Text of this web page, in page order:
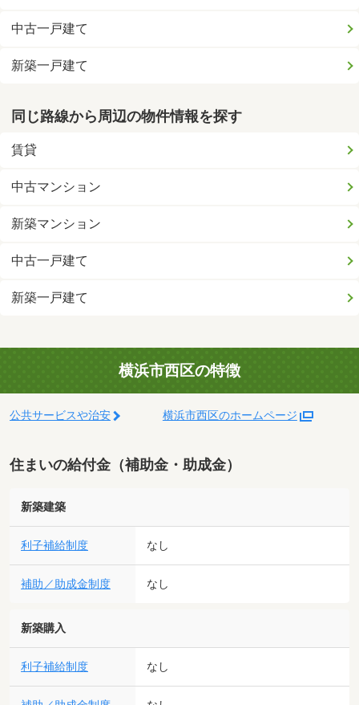
中古一戸建て
新築一戸建て
同じ路線から周辺の物件情報を探す
賃貸
中古マンション
新築マンション
中古一戸建て
新築一戸建て
横浜市西区の特徴
公共サービスや治安 横浜市西区のホームページ
住まいの給付金（補助金・助成金）
新築建築
利子補給制度 なし
補助／助成金制度 なし
新築購入
利子補給制度 なし